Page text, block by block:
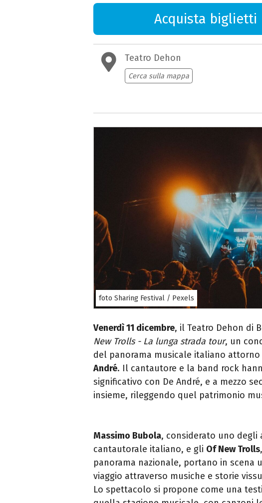
Acquista biglietti
Teatro Dehon
Cerca sulla mappa
foto Sharing Festival / Pexels
Venerdì 11 dicembre, il Teatro Dehon di
New Trolls - La lunga strada tour, un
del panorama musicale italiano attorno
André. Il cantautore e la band rock
significativo con De André, e a mezzo
insieme, rileggendo quel patrimonio
Massimo Bubola, considerato uno
cantautorale italiano, e gli Of New Trolls
panorama nazionale, portano in
viaggio attraverso musiche e storie
Lo spettacolo si propone come una